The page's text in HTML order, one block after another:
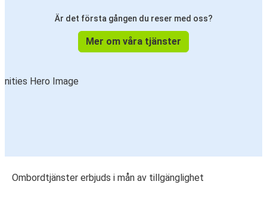
Är det första gången du reser med oss?
Mer om våra tjänster
Ombordtjänster erbjuds i mån av tillgänglighet